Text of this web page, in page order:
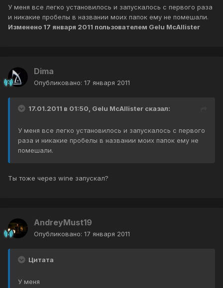
У меня все легко установилось и запускалось с первого раза
и никакие пробелы в названии моих папок ему не помешали.
Изменено 17 января 2011 пользователем Gelu McAllister
Dima
Опубликовано: 17 января 2011
17.01.2011 в 01:50, Gelu McAllister сказал:
У меня все легко установилось и запускалось с первого
раза и никакие пробелы в названии моих папок ему не
помешали.
Ты тоже через wine запускал?
AndreyMust19
Опубликовано: 17 января 2011
Цитата
У меня